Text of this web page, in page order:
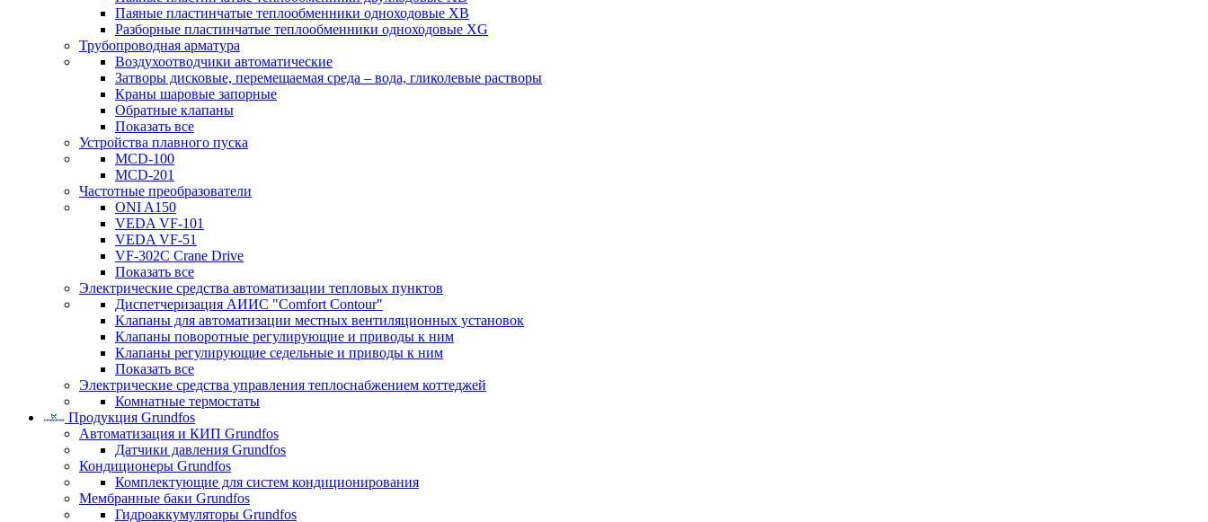
Паяные пластинчатые теплообменники одноходовые ХВ
Разборные пластинчатые теплообменники одноходовые ХG
Трубопроводная арматура
Воздухоотводчики автоматические
Затворы дисковые, перемещаемая среда – вода, гликолевые растворы
Краны шаровые запорные
Обратные клапаны
Показать все
Устройства плавного пуска
MCD-100
MCD-201
Частотные преобразователи
ONI A150
VEDA VF-101
VEDA VF-51
VF-302C Crane Drive
Показать все
Электрические средства автоматизации тепловых пунктов
Диспетчеризация АИИС "Comfort Contour"
Клапаны для автоматизации местных вентиляционных установок
Клапаны поворотные регулирующие и приводы к ним
Клапаны регулирующие седельные и приводы к ним
Показать все
Электрические средства управления теплоснабжением коттеджей
Комнатные термостаты
Продукция Grundfos
Автоматизация и КИП Grundfos
Датчики давления Grundfos
Кондиционеры Grundfos
Комплектующие для систем кондиционирования
Мембранные баки Grundfos
Гидроаккумуляторы Grundfos